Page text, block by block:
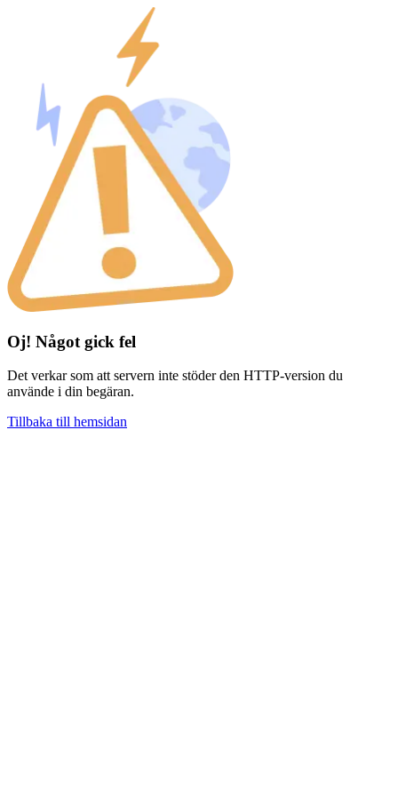
Oj! Något gick fel
Det verkar som att servern inte stöder den HTTP-version du
använde i din begäran.
Tillbaka till hemsidan